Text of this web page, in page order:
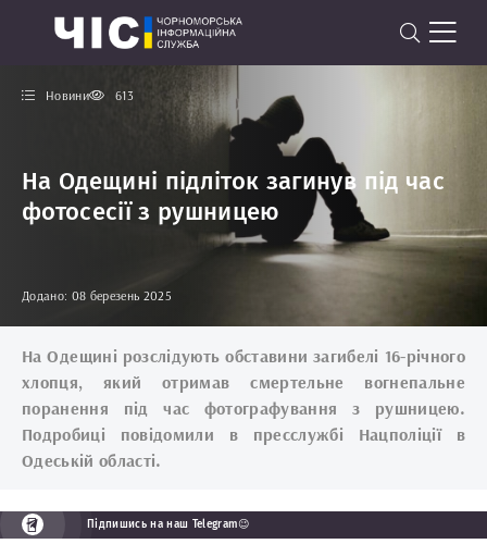
Новини 613
На Одещині підліток загинув під час
фотосесії з рушницею
Додано: 08 березень 2025
На Одещині розслідують обставини загибелі 16-річного
хлопця, який отримав смертельне вогнепальне
поранення під час фотографування з рушницею.
Подробиці повідомили в пресслужбі Нацполіції в
Одеській області.
Підпишись на наш Telegram😉